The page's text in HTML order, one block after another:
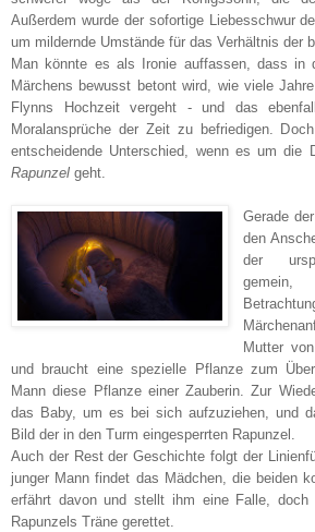
Außerdem wurde der sofortige Liebesschwur
um mildernde Umstände für das Verhältnis der
Man könnte es als Ironie auffassen, dass in
Märchens bewusst betont wird, wie viele
Flynns Hochzeit vergeht - und das
Moralansprüche der Zeit zu befriedigen.
entscheidende Unterschied, wenn es um die
Rapunzel geht.
Gerade
den
der
gemein,
Mutter
und braucht eine spezielle Pflanze zum
Mann diese Pflanze einer Zauberin. Zur
das Baby, um es bei sich aufzuziehen, und
Bild der in den Turm eingesperrten Rapunzel.
Auch der Rest der Geschichte folgt der
junger Mann findet das Mädchen, die beiden
erfährt davon und stellt ihm eine Falle,
Rapunzels Träne gerettet.